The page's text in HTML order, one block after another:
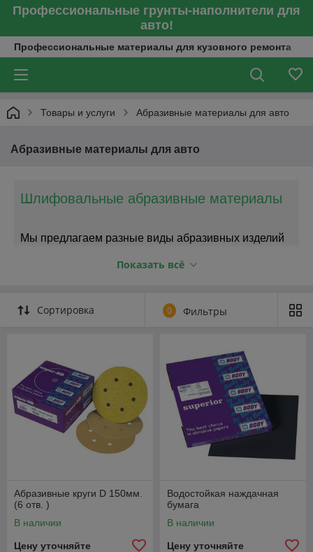
Профессиональные грунты-наполнители для
авто!
Профессиональные материалы для кузовного ремонта
Товары и услуги Абразивные материалы для авто
Абразивные материалы для авто
Шлифовальные абразивные материалы
Мы предлагаем разные виды абразивных изделий
высокого уровня качества
бумага в рулоне необходимы для шлифования
нашей компании, отвечают высоким стандартам качества.
Односторонние абразивные губки
Абразивные круги
Показать всё
Сортировка 0 Фильтры
Абразивные круги D 150мм.
(6 отв. )
В наличии
Цену уточняйте
Водостойкая наждачная
бумага
В наличии
Цену уточняйте